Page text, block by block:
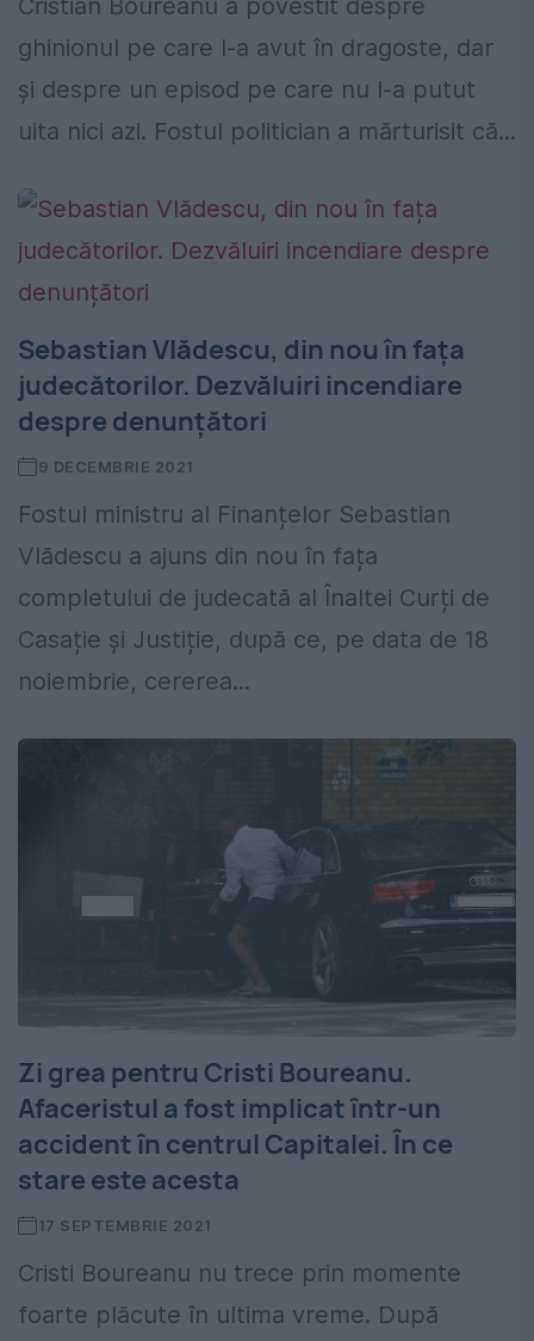
Cristian Boureanu a povestit despre
ghinionul pe care l-a avut în dragoste, dar
și despre un episod pe care nu l-a putut
uita nici azi. Fostul politician a mărturisit că...
Sebastian Vlădescu, din nou în fața
judecătorilor. Dezvăluiri incendiare
despre denunțători
9 DECEMBRIE 2021
Fostul ministru al Finanțelor Sebastian
Vlădescu a ajuns din nou în fața
completului de judecată al Înaltei Curți de
Casație și Justiție, după ce, pe data de 18
noiembrie, cererea...
Zi grea pentru Cristi Boureanu.
Afaceristul a fost implicat într-un
accident în centrul Capitalei. În ce
stare este acesta
17 SEPTEMBRIE 2021
Cristi Boureanu nu trece prin momente
foarte plăcute în ultima vreme. După